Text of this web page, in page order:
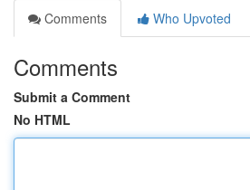
Comments
Who Upvoted
Comments
Submit a Comment
No HTML